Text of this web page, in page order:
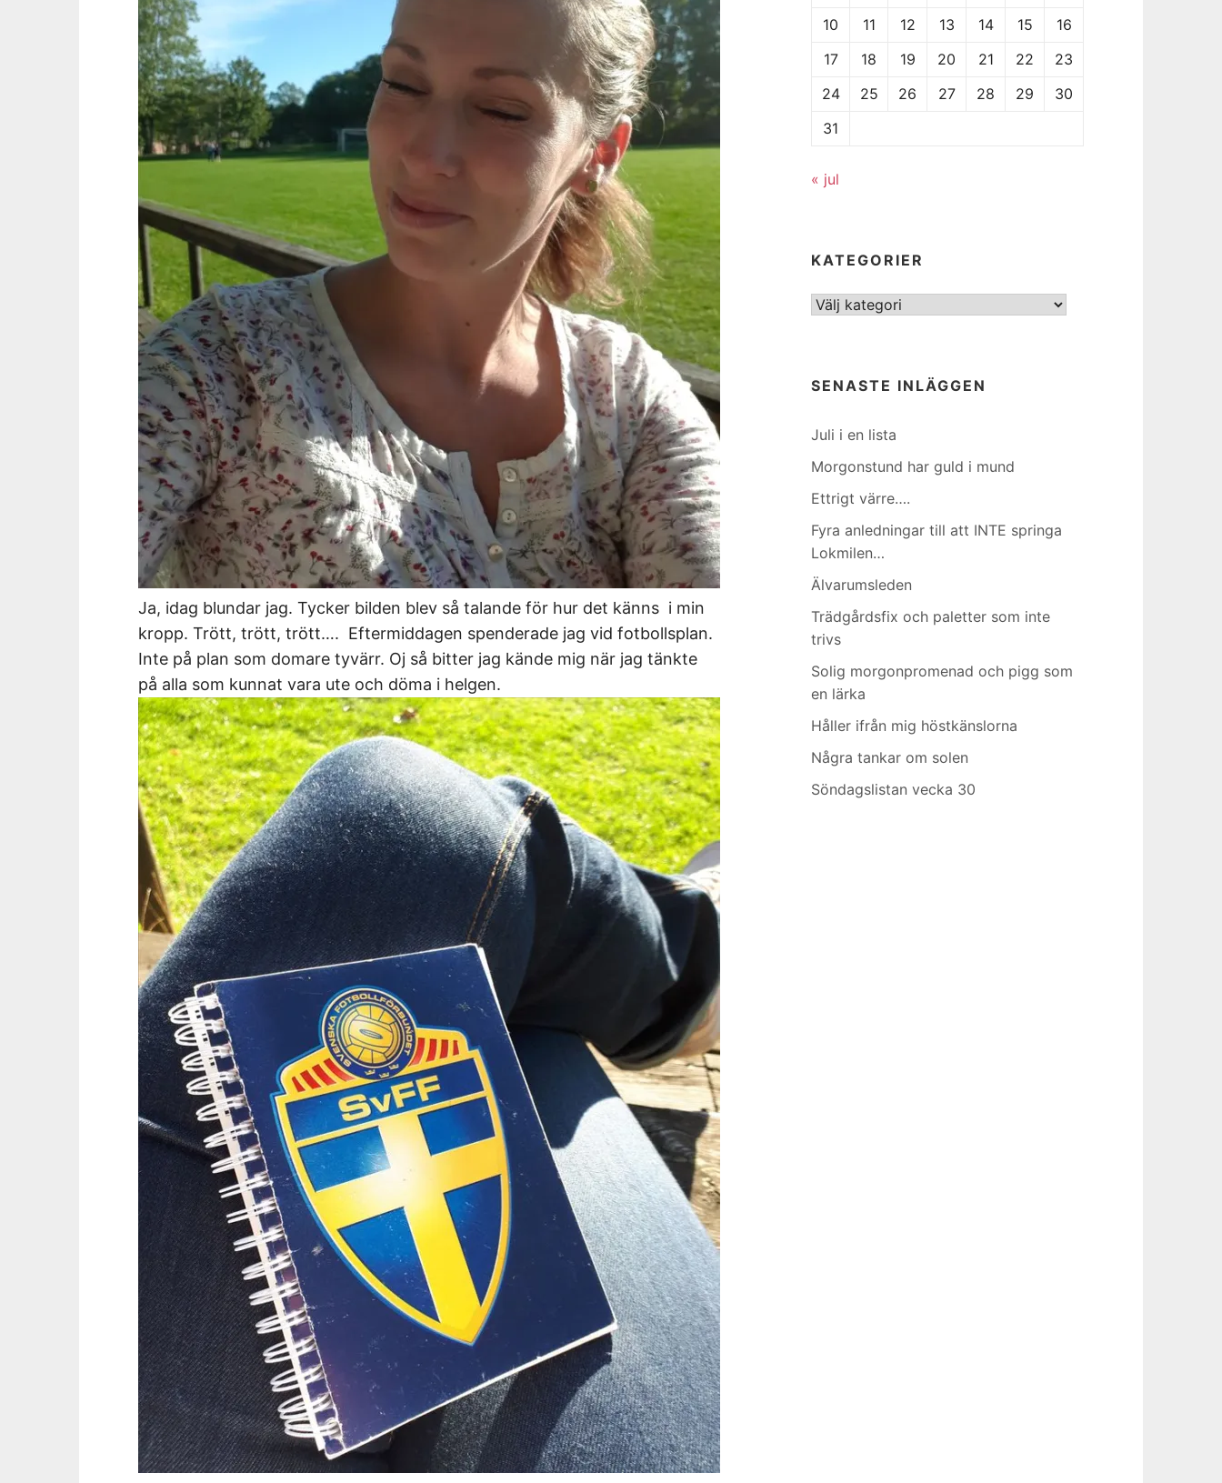
Ja, idag blundar jag. Tycker bilden blev så talande för hur det känns i min
kropp. Trött, trött, trött…. Eftermiddagen spenderade jag vid fotbollsplan.
Inte på plan som domare tyvärr. Oj så bitter jag kände mig när jag tänkte
på alla som kunnat vara ute och döma i helgen.
10
11 12 13 14 15
16
17
18 19 20 21 22
23
24
25 26 27 28 29
30
31
« jul
KATEGORIER
Kategorier
SENASTE INLÄGGEN
Juli i en lista
Morgonstund har guld i mund
Ettrigt värre….
Fyra anledningar till att INTE springa
Lokmilen…
Älvarumsleden
Trädgårdsfix och paletter som inte
trivs
Solig morgonpromenad och pigg som
en lärka
Håller ifrån mig höstkänslorna
Några tankar om solen
Söndagslistan vecka 30